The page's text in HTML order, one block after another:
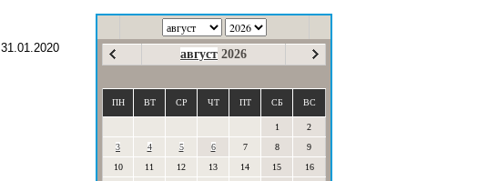
31.01.2020
август 2026
ПН ВТ СР ЧТ ПТ СБ ВС
1
2
3
4 5 6 7 8
9
10
11 12 13 14 15
16